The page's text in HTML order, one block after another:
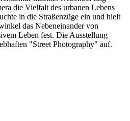
die Vielfalt des urbanen Lebens
in die Straßenzüge ein und hielt
das Nebeneinander von
Leben fest. Die Ausstellung
"Street Photography" auf.